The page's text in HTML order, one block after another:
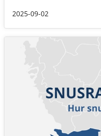
fotbollsmatch.
2025-09-02